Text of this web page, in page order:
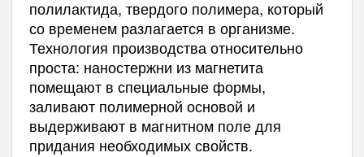
полилактида, твердого полимера, который
со временем разлагается в организме.
Технология производства относительно
проста: наностержни из магнетита
помещают в специальные формы,
заливают полимерной основой и
выдерживают в магнитном поле для
придания необходимых свойств.